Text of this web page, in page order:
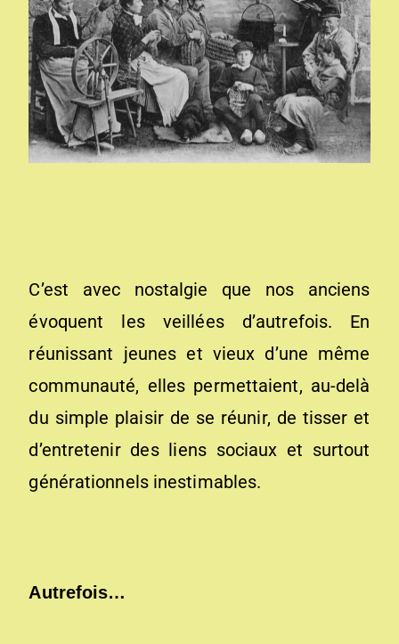
C’est avec nostalgie que nos anciens
évoquent les veillées d’autrefois. En
réunissant jeunes et vieux d’une même
communauté, elles permettaient, au-delà
du simple plaisir de se réunir, de tisser et
d’entretenir des liens sociaux et surtout
générationnels inestimables.
Autrefois…